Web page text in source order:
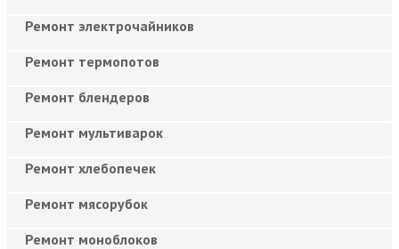
Ремонт электрочайников
Ремонт термопотов
Ремонт блендеров
Ремонт мультиварок
Ремонт хлебопечек
Ремонт мясорубок
Ремонт моноблоков